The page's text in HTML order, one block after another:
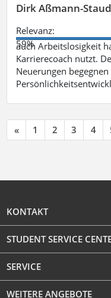
Dirk Aßmann-
Relevanz:
59%
auch Arbeitslosigkeit
Karrierecoach nutzt.
Neuerungen
« 1 2 3 4
KONTAKT
STUDENT SERVICE
SERVICE
WEITERE ANGEBOTE